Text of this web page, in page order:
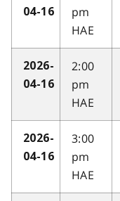
04-16
pm
HAE
2026-
04-16
2:00
pm
HAE
2026-
04-16
3:00
pm
HAE